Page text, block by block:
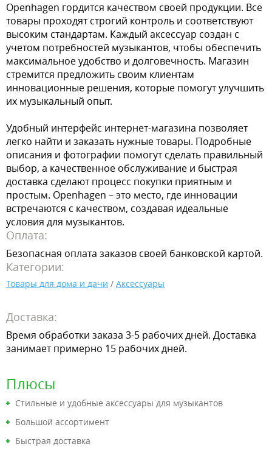
Openhagen гордится качеством своей продукции. Все
товары проходят строгий контроль и соответствуют
высоким стандартам. Каждый аксессуар создан с
учетом потребностей музыкантов, чтобы обеспечить
максимальное удобство и долговечность. Магазин
стремится предложить своим клиентам
инновационные решения, которые помогут улучшить
их музыкальный опыт.
Удобный интерфейс интернет-магазина позволяет
легко найти и заказать нужные товары. Подробные
описания и фотографии помогут сделать правильный
выбор, а качественное обслуживание и быстрая
доставка сделают процесс покупки приятным и
простым. Openhagen – это место, где инновации
встречаются с качеством, создавая идеальные
условия для музыкантов.
Оплата:
Безопасная оплата заказов своей банковской картой.
Категории:
Товары для дома и дачи / Аксессуары
Доставка:
Время обработки заказа 3-5 рабочих дней. Доставка
занимает примерно 15 рабочих дней.
Плюсы
Стильные и удобные аксессуары для музыкантов
Большой ассортимент
Быстрая доставка